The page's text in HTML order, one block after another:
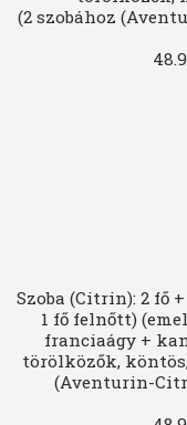
(2 szobához
Szoba (Citrin): 2 fő
1 fő felnőtt)
franciaágy +
törölközők,
(Aventurin-